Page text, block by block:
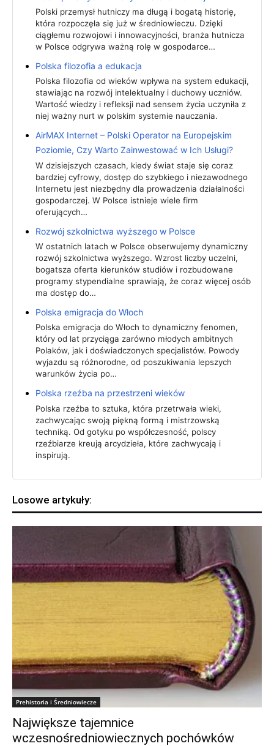
Polski przemysł hutniczy ma długą i bogatą historię,
która rozpoczęła się już w średniowieczu. Dzięki
ciągłemu rozwojowi i innowacyjności, branża hutnicza
w Polsce odgrywa ważną rolę w gospodarce…
Polska filozofia a edukacja
Polska filozofia od wieków wpływa na system edukacji,
stawiając na rozwój intelektualny i duchowy uczniów.
Wartość wiedzy i refleksji nad sensem życia uczyniła z
niej ważny nurt w polskim systemie nauczania.
AirMAX Internet – Polski Operator na Europejskim
Poziomie, Czy Warto Zainwestować w Ich Usługi?
W dzisiejszych czasach, kiedy świat staje się coraz
bardziej cyfrowy, dostęp do szybkiego i niezawodnego
Internetu jest niezbędny dla prowadzenia działalności
gospodarczej. W Polsce istnieje wiele firm
oferujących…
Rozwój szkolnictwa wyższego w Polsce
W ostatnich latach w Polsce obserwujemy dynamiczny
rozwój szkolnictwa wyższego. Wzrost liczby uczelni,
bogatsza oferta kierunków studiów i rozbudowane
programy stypendialne sprawiają, że coraz więcej osób
ma dostęp do…
Polska emigracja do Włoch
Polska emigracja do Włoch to dynamiczny fenomen,
który od lat przyciąga zarówno młodych ambitnych
Polaków, jak i doświadczonych specjalistów. Powody
wyjazdu są różnorodne, od poszukiwania lepszych
warunków życia po…
Polska rzeźba na przestrzeni wieków
Polska rzeźba to sztuka, która przetrwała wieki,
zachwycając swoją piękną formą i mistrzowską
techniką. Od gotyku po współczesność, polscy
rzeźbiarze kreują arcydzieła, które zachwycają i
inspirują.
Losowe artykuły:
Prehistoria i Średniowiecze
Największe tajemnice
wczesnośredniowiecznych pochówków